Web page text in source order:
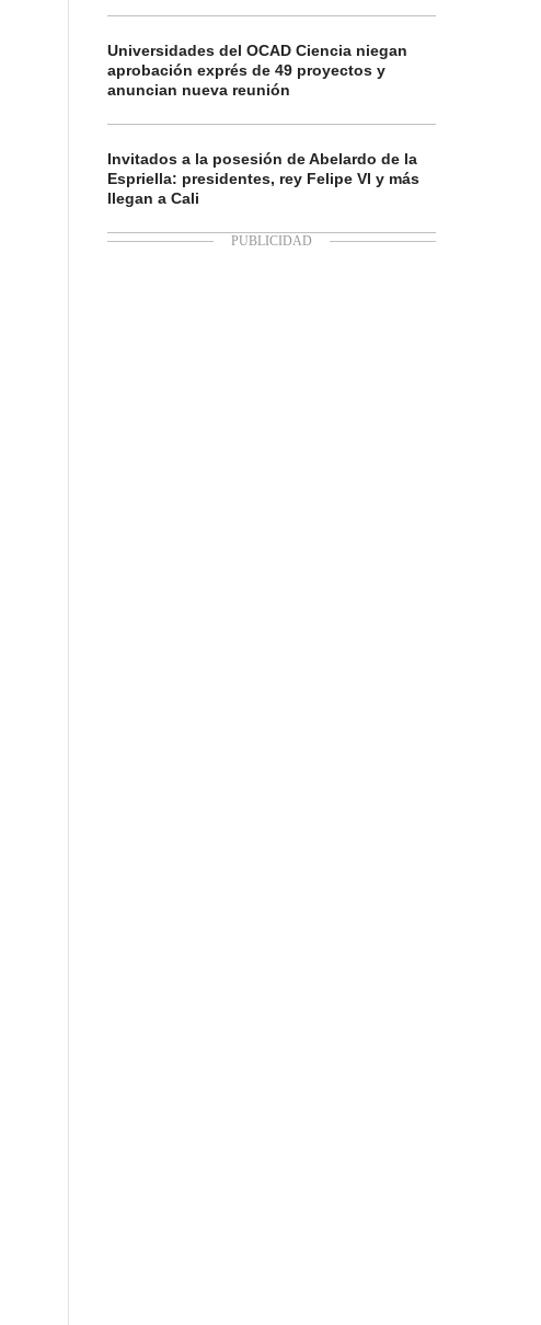
Universidades del OCAD Ciencia niegan
aprobación exprés de 49 proyectos y
anuncian nueva reunión
Invitados a la posesión de Abelardo de la
Espriella: presidentes, rey Felipe VI y más
llegan a Cali